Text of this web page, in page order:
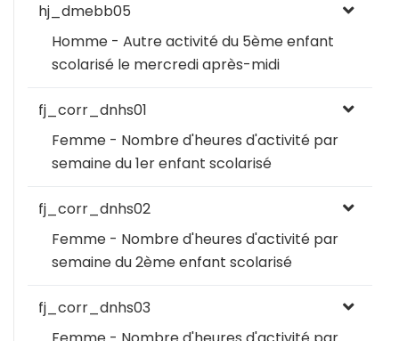
hj_dmebb05
Homme - Autre activité du 5ème enfant
scolarisé le mercredi après-midi
fj_corr_dnhs01
Femme - Nombre d'heures d'activité par
semaine du 1er enfant scolarisé
fj_corr_dnhs02
Femme - Nombre d'heures d'activité par
semaine du 2ème enfant scolarisé
fj_corr_dnhs03